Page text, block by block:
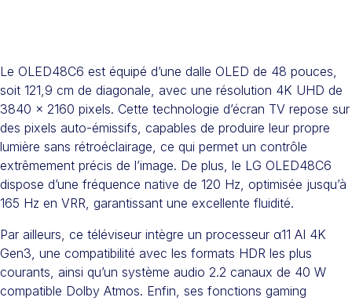
Le OLED48C6 est équipé d’une dalle OLED de 48 pouces,
soit 121,9 cm de diagonale, avec une résolution 4K UHD de
3840 x 2160 pixels. Cette technologie d’écran TV repose sur
des pixels auto-émissifs, capables de produire leur propre
lumière sans rétroéclairage, ce qui permet un contrôle
extrêmement précis de l’image. De plus, le LG OLED48C6
dispose d’une fréquence native de 120 Hz, optimisée jusqu’à
165 Hz en VRR, garantissant une excellente fluidité.
Par ailleurs, ce téléviseur intègre un processeur α11 AI 4K
Gen3, une compatibilité avec les formats HDR les plus
courants, ainsi qu’un système audio 2.2 canaux de 40 W
compatible Dolby Atmos. Enfin, ses fonctions gaming